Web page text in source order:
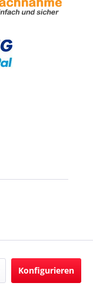
Konfigurieren